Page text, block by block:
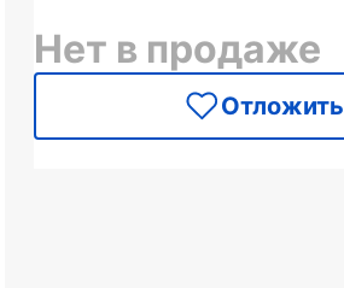
Нет в продаже
Отложить